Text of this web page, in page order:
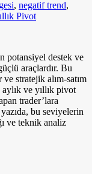
, negatif trend,
Pivot
potansiyel destek ve
araçlardır. Bu
stratejik alım-satım
ve yıllık pivot
trader’lara
bu seviyelerin
ve teknik analiz